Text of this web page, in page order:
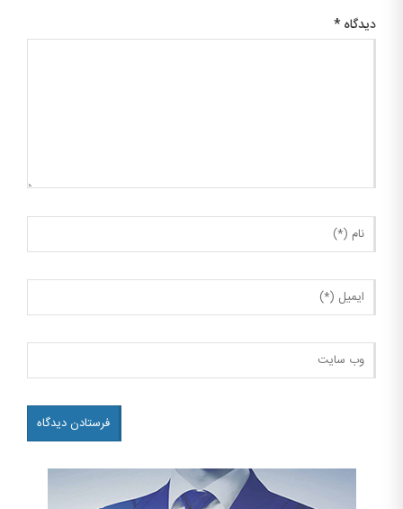
دیدگاه *